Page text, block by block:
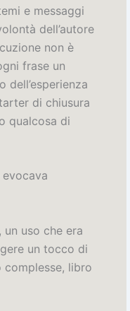
e messaggi
dell’autore
non è
frase un
di chiusura
qualcosa di
un uso che era
un tocco di
complesse, libro